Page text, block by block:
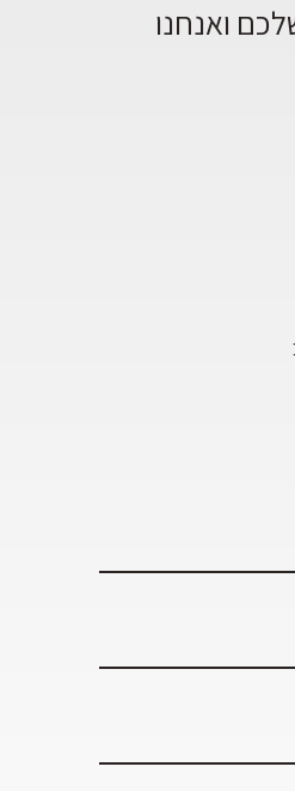
ואנחנו